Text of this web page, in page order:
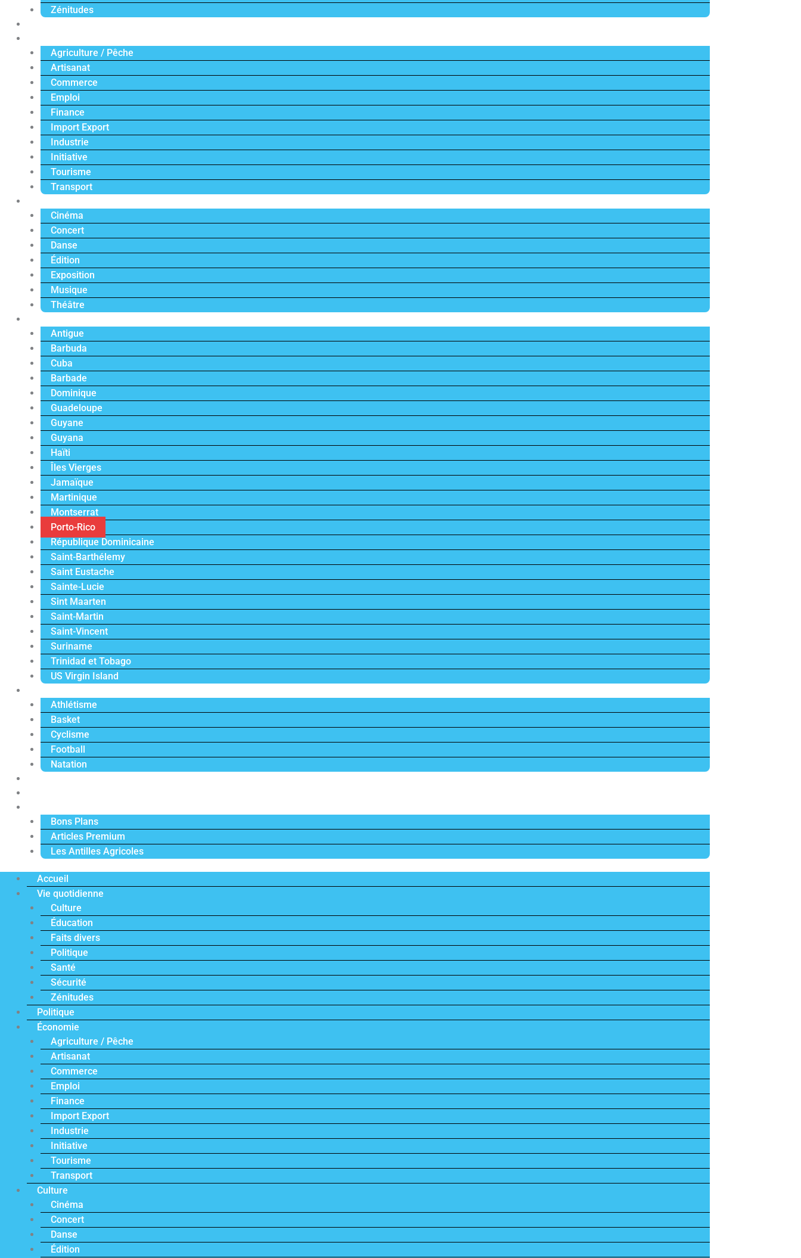
Zénitudes
Agriculture / Pêche
Artisanat
Commerce
Emploi
Finance
Import Export
Industrie
Initiative
Tourisme
Transport
Cinéma
Concert
Danse
Édition
Exposition
Musique
Théâtre
Antigue
Barbuda
Cuba
Barbade
Dominique
Guadeloupe
Guyane
Guyana
Haïti
Îles Vierges
Jamaïque
Martinique
Montserrat
Porto-Rico
République Dominicaine
Saint-Barthélemy
Saint Eustache
Sainte-Lucie
Sint Maarten
Saint-Martin
Saint-Vincent
Suriname
Trinidad et Tobago
US Virgin Island
Athlétisme
Basket
Cyclisme
Football
Natation
Bons Plans
Articles Premium
Les Antilles Agricoles
Accueil
Vie quotidienne
Culture
Éducation
Faits divers
Politique
Santé
Sécurité
Zénitudes
Politique
Économie
Agriculture / Pêche
Artisanat
Commerce
Emploi
Finance
Import Export
Industrie
Initiative
Tourisme
Transport
Culture
Cinéma
Concert
Danse
Édition